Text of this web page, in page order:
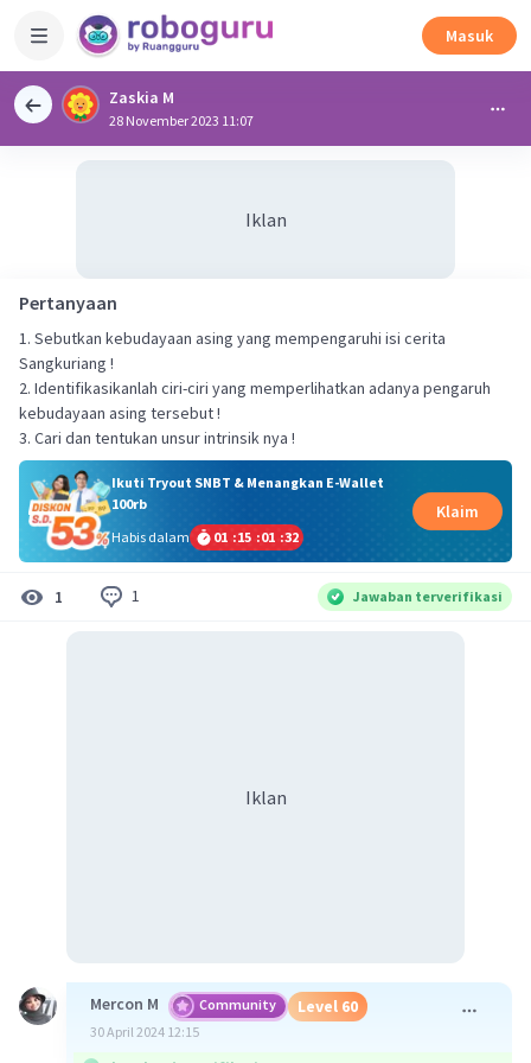
Masuk
Zaskia M
28 November 2023 11:07
Iklan
Pertanyaan
1. Sebutkan kebudayaan asing yang mempengaruhi isi cerita
Sangkuriang !
2. Identifikasikanlah ciri-ciri yang memperlihatkan adanya pengaruh
kebudayaan asing tersebut !
3. Cari dan tentukan unsur intrinsik nya !
Ikuti Tryout SNBT & Menangkan E-Wallet
100rb
Habis dalam
01 :15 :01 :32
Klaim
1 1 Jawaban terverifikasi
Iklan
Mercon M Community Level 60
30 April 2024 12:15